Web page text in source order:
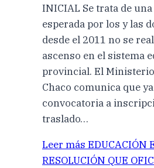
INICIAL Se trata de
esperada por los y las
desde el 2011 no se
ascenso en el sistema
provincial. El
Chaco comunica que
convocatoria a
traslado…
Leer más EDUCACIÓN
RESOLUCIÓN QUE